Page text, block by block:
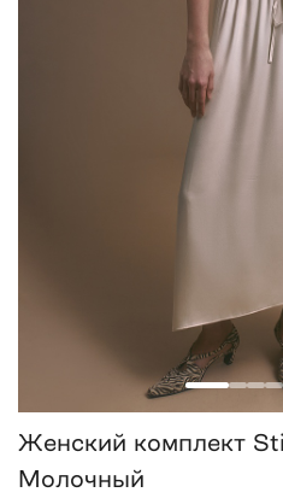
Женский комплект
Молочный